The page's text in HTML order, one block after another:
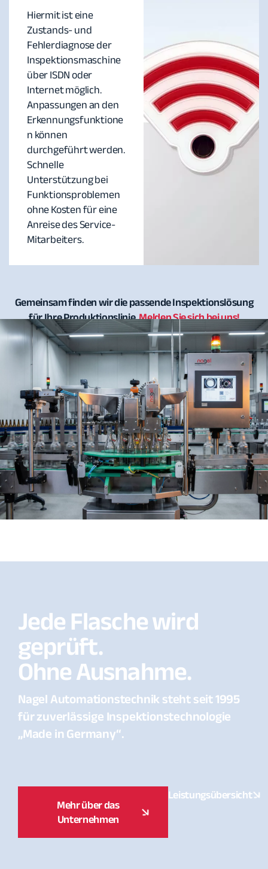
Hiermit ist eine
Zustands- und
Fehlerdiagnose der
Inspektionsmaschine
über ISDN oder
Internet möglich.
Anpassungen an den
Erkennungsfunktione
n können
durchgeführt werden.
Schnelle
Unterstützung bei
Funktionsproblemen
ohne Kosten für eine
Anreise des Service-
Mitarbeiters.
Gemeinsam finden wir die passende Inspektionslösung
für Ihre Produktionslinie.Melden Sie sich bei uns!
Jede Flasche wird
geprüft.
Ohne Ausnahme.
Nagel Automationstechnik steht seit 1995
für zuverlässige Inspektionstechnologie
„Made in Germany“.
Mehr über das
Unternehmen
Leistungsübersicht